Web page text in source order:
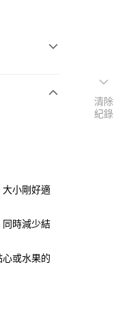
大小剛好適
同時減少結
或水果的
清除
紀錄